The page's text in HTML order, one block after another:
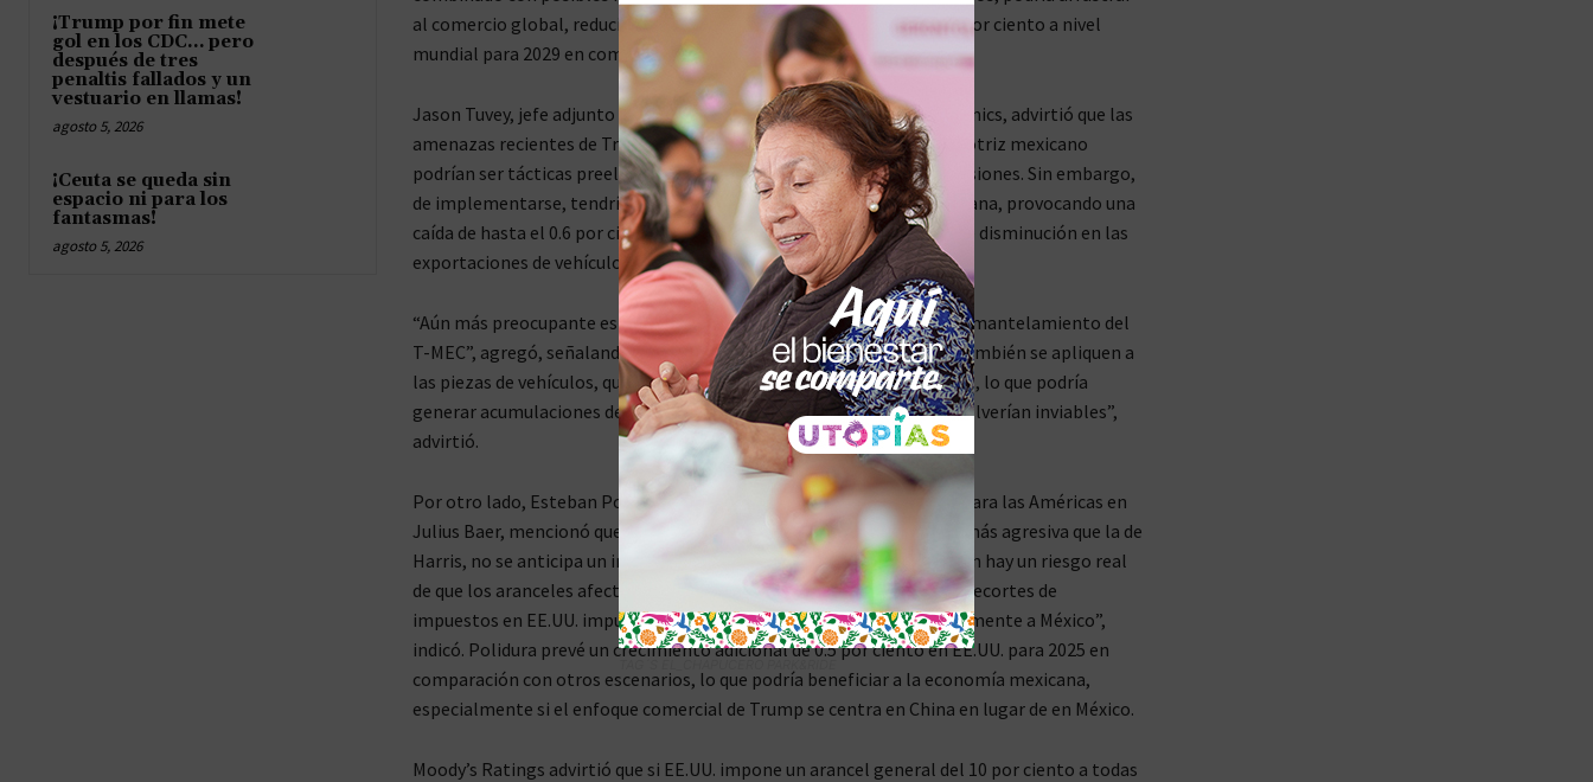
¡Trump por fin mete
gol en los CDC… pero
después de tres
penaltis fallados y un
vestuario en llamas!
agosto 5, 2026
¡Ceuta se queda sin
espacio ni para los
fantasmas!
agosto 5, 2026
al comercio global, reduciendo el volumen de exportaciones en un 4 por ciento a nivel
mundial para 2029 en comparación con un escenario bajo Harris.
Jason Tuvey, jefe adjunto de mercados emergentes en Capital Economics, advirtió que las
amenazas recientes de Trump de imponer aranceles al sector automotriz mexicano
podrían ser tácticas preelectorales o estrategias para obtener concesiones. Sin embargo,
de implementarse, tendrían un efecto drástico en la economía mexicana, provocando una
caída de hasta el 0.6 por ciento en el PIB real por cada 10 por ciento de disminución en las
exportaciones de vehículos.
“Aún más preocupante es que estos aranceles podrían preceder al desmantelamiento del
T-MEC”, agregó, señalando que existe el riesgo de que los aranceles también se apliquen a
las piezas de vehículos, que suelen cruzar la frontera hasta ocho veces, lo que podría
generar acumulaciones de aranceles. “Las cadenas de suministro se volverían inviables”,
advirtió.
Por otro lado, Esteban Polidura, director de Estrategia de Inversión para las Américas en
Julius Baer, mencionó que, aunque la política comercial de Trump es más agresiva que la de
Harris, no se anticipa un impacto negativo en el PIB de México. “Si bien hay un riesgo real
de que los aranceles afecten el comercio, también es posible que los recortes de
impuestos en EE.UU. impulsen el crecimiento, beneficiando indirectamente a México”,
indicó. Polidura prevé un crecimiento adicional de 0.5 por ciento en EE.UU. para 2025 en
comparación con otros escenarios, lo que podría beneficiar a la economía mexicana,
especialmente si el enfoque comercial de Trump se centra en China en lugar de en México.
Moody’s Ratings advirtió que si EE.UU. impone un arancel general del 10 por ciento a todas